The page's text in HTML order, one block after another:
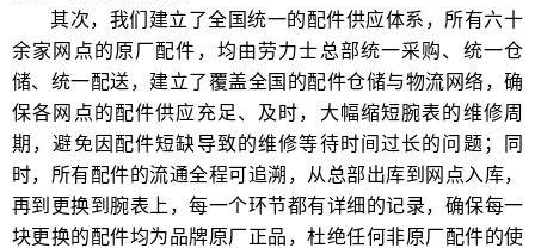
其次，我们建立了全国统一的配件供应体系，所有六十
余家网点的原厂配件，均由劳力士总部统一采购、统一仓
储、统一配送，建立了覆盖全国的配件仓储与物流网络，确
保各网点的配件供应充足、及时，大幅缩短腕表的维修周
期，避免因配件短缺导致的维修等待时间过长的问题；同
时，所有配件的流通全程可追溯，从总部出库到网点入库，
再到更换到腕表上，每一个环节都有详细的记录，确保每一
块更换的配件均为品牌原厂正品，杜绝任何非原厂配件的使